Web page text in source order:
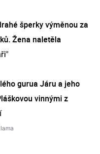
šperky výměnou za
Žena naletěla
gurua Járu a jeho
vinnými z